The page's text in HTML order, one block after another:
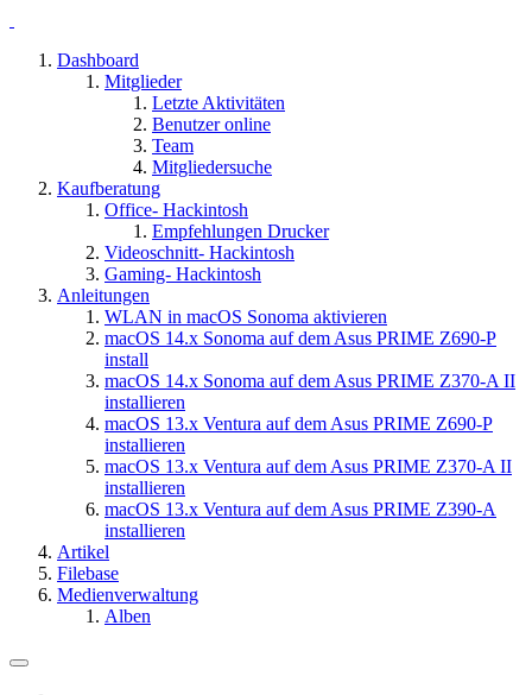
Dashboard
Mitglieder
Letzte Aktivitäten
Benutzer online
Team
Mitgliedersuche
Kaufberatung
Office- Hackintosh
Empfehlungen Drucker
Videoschnitt- Hackintosh
Gaming- Hackintosh
Anleitungen
WLAN in macOS Sonoma aktivieren
macOS 14.x Sonoma auf dem Asus PRIME Z690-P
install
macOS 14.x Sonoma auf dem Asus PRIME Z370-A II
installieren
macOS 13.x Ventura auf dem Asus PRIME Z690-P
installieren
macOS 13.x Ventura auf dem Asus PRIME Z370-A II
installieren
macOS 13.x Ventura auf dem Asus PRIME Z390-A
installieren
Artikel
Filebase
Medienverwaltung
Alben